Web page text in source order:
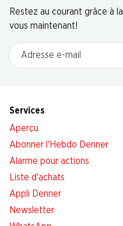
Restez au courant grâce à
vous maintenant!
Adresse e-mail
Services
Aperçu
Abonner l'Hebdo Denner
Alarme pour actions
Liste d'achats
Appli Denner
Newsletter